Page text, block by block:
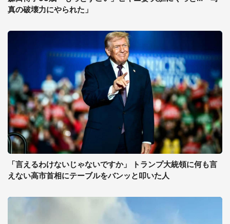
真の破壊力にやられた」
「言えるわけないじゃないですか」 トランプ大統領に何も言
えない高市首相にテーブルをバンッと叩いた人